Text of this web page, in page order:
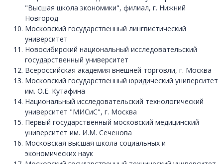
"Высшая школа экономики", филиал, г. Нижний
Новгород
Московский государственный лингвистический
университет
Новосибирский национальный исследовательский
государственный университет
Всероссийская академия внешней торговли, г. Москва
Московский государственный юридический университет
им. О.Е. Кутафина
Национальный исследовательский технологический
университет "МИСиС", г. Москва
Первый государственный московский медицинский
университет им. И.М. Сеченова
Московская высшая школа социальных и
экономических наук